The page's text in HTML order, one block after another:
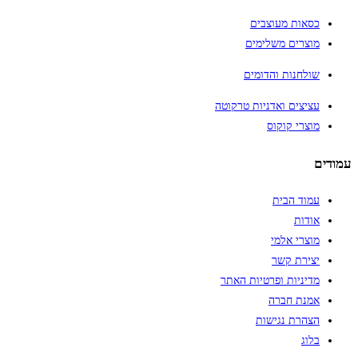
כסאות מעוצבים
מוצרים משלימים
שולחנות והדומים
עציצים ואדניות טרקוטה
מוצרי קוקוס
עמודים
עמוד הבית
אודות
מוצרי אלמי
יצירת קשר
מדיניות ופרטיות האתר
אמנת חברה
הצהרת נגישות
בלוג